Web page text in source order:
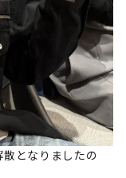
となりましたの